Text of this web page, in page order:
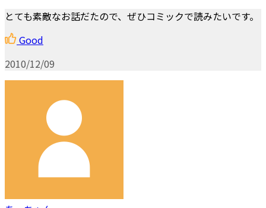
とても素敵なお話だたので、ぜひコミックで読みたいです。
Good
2010/12/09